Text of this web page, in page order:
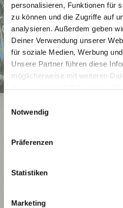
personalisieren, Funktionen für
zu können und die Zugriffe auf
analysieren. Außerdem geben
Deiner Verwendung unserer
für soziale Medien, Werbung
Unsere Partner führen diese
möglicherweise mit weiteren
Notwendig
Präferenzen
Statistiken
Marketing